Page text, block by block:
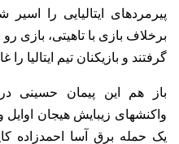
پیرمردهای ایتالیایی را
برخلاف بازی با تاهیتی، بازی
گرفتند و بازیکنان تیم ایتالیا را
باز هم این پیمان حسینی
واکنشهای زیبایش هیجان اوایل
یک حمله برق آسا احمدزاده